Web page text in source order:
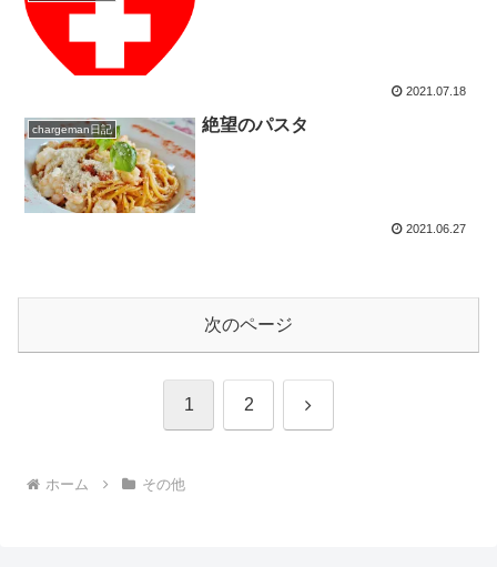
2021.07.18
chargeman日記 絶望のパスタ
2021.06.27
次のページ
1 2 次
ホーム その他